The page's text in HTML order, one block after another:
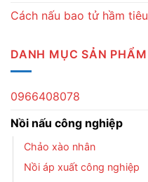
Cách nấu bao tử hầm tiêu
DANH MỤC SẢN PHẨM
0966408078
Nồi nấu công nghiệp
Chảo xào nhân
Nồi áp xuất công nghiệp